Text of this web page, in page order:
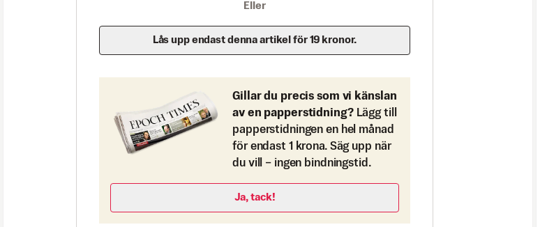
Eller
Lås upp endast denna artikel för 19 kronor.
Gillar du precis som vi känslan
av en papperstidning? Lägg till
papperstidningen en hel månad
för endast 1 krona. Säg upp när
du vill – ingen bindningstid.
Ja, tack!